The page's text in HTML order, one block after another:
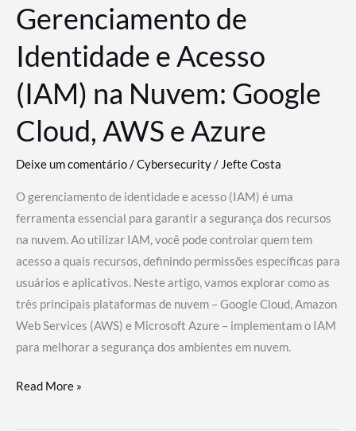
Gerenciamento de
Identidade e Acesso
(IAM) na Nuvem: Google
Cloud, AWS e Azure
Deixe um comentário/Cybersecurity/ Jefte Costa
O gerenciamento de identidade e acesso (IAM) é uma
ferramenta essencial para garantir a segurança dos recursos
na nuvem. Ao utilizar IAM, você pode controlar quem tem
acesso a quais recursos, definindo permissões específicas para
usuários e aplicativos. Neste artigo, vamos explorar como as
três principais plataformas de nuvem – Google Cloud, Amazon
Web Services (AWS) e Microsoft Azure – implementam o IAM
para melhorar a segurança dos ambientes em nuvem.
Gerenciamento
Read More »